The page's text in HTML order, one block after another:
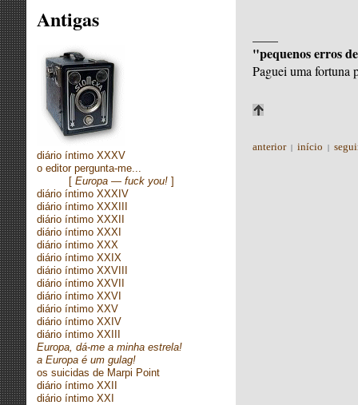
Antigas
diário íntimo XXXV
o editor pergunta-me...
[ Europa — fuck you! ]
diário íntimo XXXIV
diário íntimo XXXIII
diário íntimo XXXII
diário íntimo XXXI
diário íntimo XXX
diário íntimo XXIX
diário íntimo XXVIII
diário íntimo XXVII
diário íntimo XXVI
diário íntimo XXV
diário íntimo XXIV
diário íntimo XXIII
Europa, dá-me a minha estrela!
a Europa é um gulag!
os suicidas de Marpi Point
diário íntimo XXII
diário íntimo XXI
"pequenos erros
Paguei uma fortuna
anterior| início |